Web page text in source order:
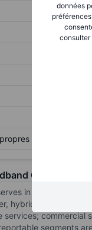
données
consulter
Corp.
in the
hybrid fiber, and
services; commercial
segments